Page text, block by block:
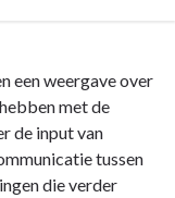
een weergave over
met de
de input van
tussen
die verder